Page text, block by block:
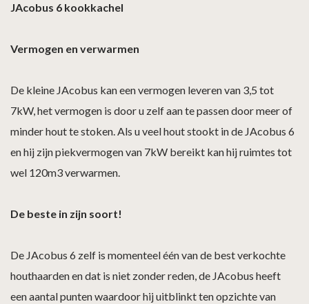
JAcobus 6 kookkachel
Vermogen en verwarmen
De kleine JAcobus kan een vermogen leveren van 3,5 tot
7kW, het vermogen is door u zelf aan te passen door meer of
minder hout te stoken. Als u veel hout stookt in de JAcobus 6
en hij zijn piekvermogen van 7kW bereikt kan hij ruimtes tot
wel 120m3 verwarmen.
De beste in zijn soort!
De JAcobus 6 zelf is momenteel één van de best verkochte
houthaarden en dat is niet zonder reden, de JAcobus heeft
een aantal punten waardoor hij uitblinkt ten opzichte van